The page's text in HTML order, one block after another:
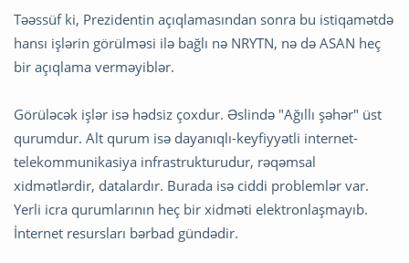
Təəssüf ki, Prezidentin açıqlamasından sonra bu istiqamətdə
hansı işlərin görülməsi ilə bağlı nə NRYTN, nə də ASAN heç
bir açıqlama verməyiblər.
Görüləcək işlər isə hədsiz çoxdur. Əslində "Ağıllı şəhər" üst
qurumdur. Alt qurum isə dayanıqlı-keyfiyyətli internet-
telekommunikasiya infrastrukturudur, rəqəmsal
xidmətlərdir, datalardır. Burada isə ciddi problemlər var.
Yerli icra qurumlarının heç bir xidməti elektronlaşmayıb.
İnternet resursları bərbad gündədir.